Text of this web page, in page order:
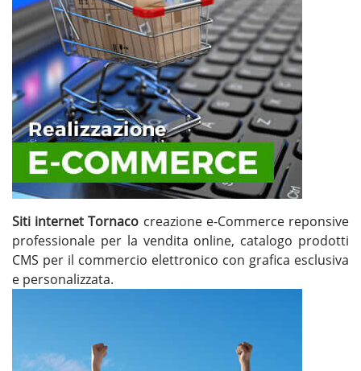
Siti internet Tornaco creazione e-Commerce reponsive
professionale per la vendita online, catalogo prodotti
CMS per il commercio elettronico con grafica esclusiva
e personalizzata.